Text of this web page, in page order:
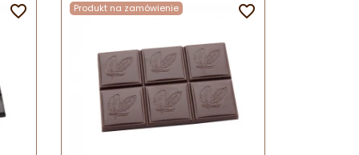
 Produkt na zamówienie 